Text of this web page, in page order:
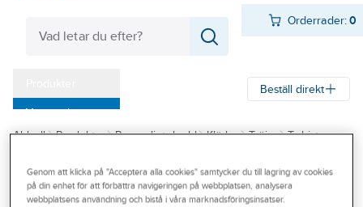
Orderrader:0
Varumärken
Outlet
Branscher
Beställ direkt
Ahlsell Produkter Personligt skydd Kläder Tröjor T-shirts
TOP SWEDE
T-shirt Top
Genom att klicka på "Acceptera alla cookies" samtycker du till lagring av cookies
på din enhet för att förbättra navigeringen på webbplatsen, analysera
webbplatsens användning och bistå i våra marknadsföringsinsatser.